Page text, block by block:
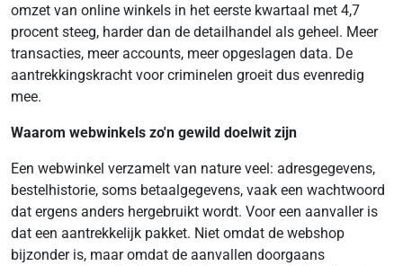
omzet van online winkels in het eerste kwartaal met 4,7
procent steeg, harder dan de detailhandel als geheel. Meer
transacties, meer accounts, meer opgeslagen data. De
aantrekkingskracht voor criminelen groeit dus evenredig
mee.
Waarom webwinkels zo'n gewild doelwit zijn
Een webwinkel verzamelt van nature veel: adresgegevens,
bestelhistorie, soms betaalgegevens, vaak een wachtwoord
dat ergens anders hergebruikt wordt. Voor een aanvaller is
dat een aantrekkelijk pakket. Niet omdat de webshop
bijzonder is, maar omdat de aanvallen doorgaans